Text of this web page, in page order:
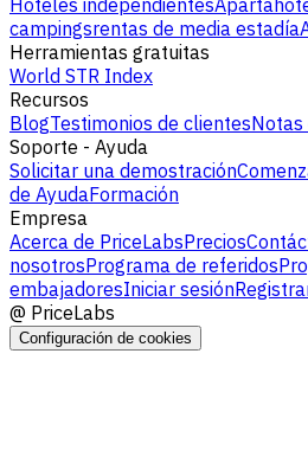
campingsrentas de media estadía
Herramientas gratuitas
World STR Index
Recursos
BlogTestimonios de clientesNotas
Soporte - Ayuda
Solicitar una demostración
de AyudaFormación
Empresa
Acerca de PriceLabsPrecios
nosotrosPrograma de referidos
embajadoresIniciar sesión
@ PriceLabs
Configuración de cookies